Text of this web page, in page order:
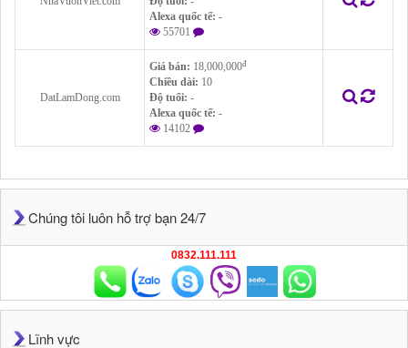
Alexa quốc tế: -
55701
DatLamDong.com
Giá bán: 18,000,000đ
Chiều dài: 10
Độ tuổi: -
Alexa quốc tế: -
14102
Chúng tôi luôn hỗ trợ bạn 24/7
0832.111.111
Lĩnh vực